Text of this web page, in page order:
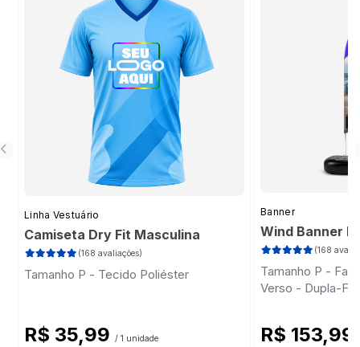
Linha Vestuário
Camiseta Dry Fit Masculina
(168 avaliações)
Tamanho P - Tecido Poliéster
R$ 35,99 / 1 unidade
Banner
Wind Banner
(168
Tamanho P -
Verso - Dupla-
R$ 153,99